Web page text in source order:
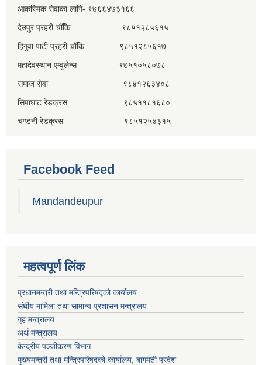
आकस्मिक सेवाका लागि- ९७६६४७३१६६
देउपुर प्रहरी चौँकि ९८५१२८५६१५
हिगुवा पाटी प्रहरी चौँकि ९८५१२८५६१७
महादेवस्थान एम्वुलेन्स ९७५१०५८०७८
समाज सेवा ९८४१२६३४०८
सिपाघाट रेडक्रस ९८५११८१६८०
चण्डनी रेडक्रस ९८५१२५४३१५
Facebook Feed
Mandandeupur
महत्वपूर्ण लिंक
प्रधानमन्त्री तथा मन्त्रिपरिषद्को कार्यालय
संघीय मामिला तथा सामान्य प्रशासन मन्त्रालय
गृह मन्त्रालय
अर्थ मन्त्रालय
केन्द्रीय पञ्जीकरण विभाग
मुख्यमन्त्री तथा मन्त्रिपरिषदको कार्यालय, बागमती प्रदेश